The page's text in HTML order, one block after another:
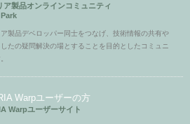
ア製品オンラインコミュニティ
製品デベロッパー同士をつなげ、技術情報の共有や
たの疑問解決の場とすることを目的としたコミュニ
Warpユーザーの方
Warpユーザーサイト